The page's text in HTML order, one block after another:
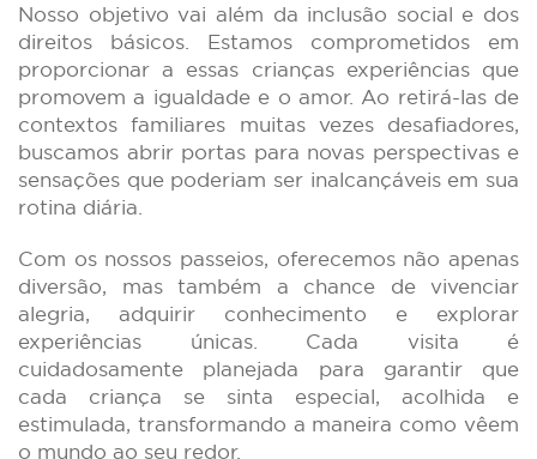
Nosso objetivo vai além da inclusão social e dos
direitos básicos. Estamos comprometidos em
proporcionar a essas crianças experiências que
promovem a igualdade e o amor. Ao retirá-las de
contextos familiares muitas vezes desafiadores,
buscamos abrir portas para novas perspectivas e
sensações que poderiam ser inalcançáveis em sua
rotina diária.
Com os nossos passeios, oferecemos não apenas
diversão, mas também a chance de vivenciar
alegria, adquirir conhecimento e explorar
experiências únicas. Cada visita é
cuidadosamente planejada para garantir que
cada criança se sinta especial, acolhida e
estimulada, transformando a maneira como vêem
o mundo ao seu redor.